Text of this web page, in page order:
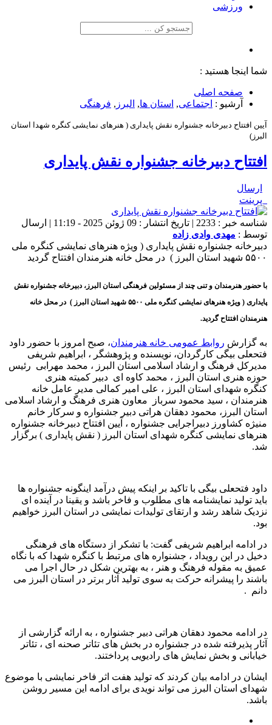
ورزشی
شما اینجا هستید :
صفحه اصلی
آرشیو : اجتماعی, استان ها, البرز , فرهنگی
آیین افتتاح دبیرخانه جشنواره نقش پایداری ( هنرهای نمایشی کنگره شهدا استان
البرز)
افتتاح دبیرخانه جشنواره نقش پایداری
ارسال
پرینت
شناسه خبر : 2233 | تاریخ انتشار : 09 ژوئن 2025 - 11:19 | ارسال
توسط : مهدی وادی زاده
دبیرخانه جشنواره نقش پایداری ( ویژه هنرهای نمایشی کنگره ملی
۵۵۰۰ شهید استان البرز ) در محل خانه هنرمندان افتتاح گردید
با حضور هنرمندان و تنی چند از مسئولین فرهنگی استان البرز، دبیرخانه جشنواره نقش
پایداری ( ویژه هنرهای نمایشی کنگره ملی ۵۵۰۰ شهید استان البرز ) در محل خانه
هنرمندان افتتاح گردید.
به گزارش روابط عمومی خانه هنرمندان، صبح امروز با حضور داود
فتحعلی بیگی کارگردان، نویسنده و پژوهشگر ، ابراهیم شریفی
مدیرکل فرهنگ و ارشاد اسلامی استان البرز ، محمد مهرابی رئیس
حوزه هنری استان البرز ، محمد کاوه ای دبیر کمیته هنری
کنگره شهدای استان البرز ، علی امیر کمالی مدیر عامل خانه
هنرمندان ، سید محمود سرباز معاون هنری فرهنگ و ارشاد اسلامی
استان البرز، محمود دهقان هراتی دبیر جشنواره و سرکار خانم
منیژه کشاورز دبیراجرایی جشنواره ، آیین افتتاح دبیرخانه جشنواره
هنرهای نمایشی کنگره شهدای استان البرز ( نقش پایداری ) برگزار
شد.
داود فتحعلی بیگی با تاکید بر اینکه پیش درآمد اینگونه جشنواره ها
باید تولید نمایشنامه های مطلوب و فاخر باشد و یقینا در آینده ای
نزدیک شاهد رشد و ارتقای تولیدات نمایشی در استان البرز خواهیم
بود.
در ادامه ابراهیم شریفی گفت: با تشکر از دستگاه های فرهنگی
دخیل در این رویداد ، جشنواره های مرتبط با کنگره شهدا که با نگاه
عمیق به مقوله فرهنگ و هنر ، به بهترین شکل در حال اجرا می
باشند را پیشرانه حرکت به سوی تولید آثار برتر در استان البرز می
دانم .
در ادامه محمود دهقان هراتی دبیر جشنواره ، به ارائه گزارشی از
آثار پذیرفته شده در جشنواره در بخش های تئاتر صحنه ای ، تئاتر
خیابانی و بخش نمایش های رادیویی پرداختند.
ایشان در ادامه بیان کردند که تولید هفت اثر فاخر نمایشی با موضوع
شهدای استان البرز می تواند نویدی برای ادامه این مسیر روشن
باشد.